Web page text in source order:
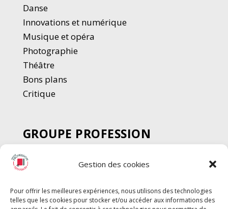
Gestion des cookies
Pour offrir les meilleures expériences, nous utilisons des technologies
telles que les cookies pour stocker et/ou accéder aux informations des
Danse
Innovations et numérique
Musique et opéra
Photographie
Théâtre
Bons plans
Critique
GROUPE PROFESSION
SPECTACLE
Chèque Intermittents
Chèque Compta